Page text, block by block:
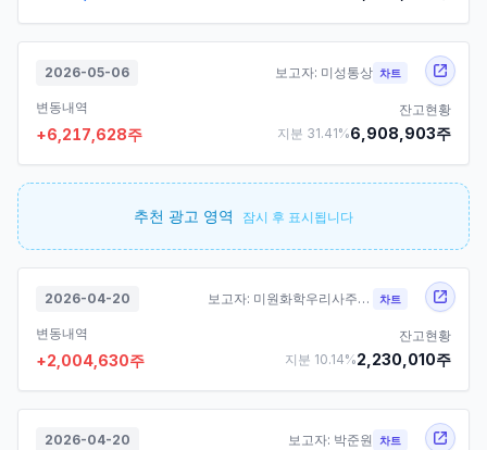
2026-05-06 보고자: 미성통상 차트
변동내역
+6,217,628주
잔고현황
지분 31.41%6,908,903주
추천 광고 영역 잠시 후 표시됩니다
2026-04-20 보고자: 미원화학우리사주조합 차트
변동내역
+2,004,630주
잔고현황
지분 10.14%2,230,010주
2026-04-20 보고자: 박준원 차트